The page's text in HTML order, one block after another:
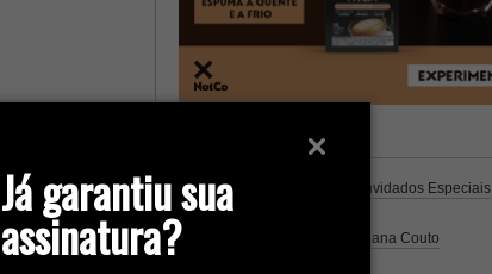
Já garantiu sua
assinatura?
Espresso
Coluna Café por Convidados Especiais
por Cristiana Couto